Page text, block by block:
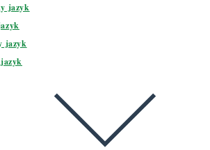
jazyk
jazyk